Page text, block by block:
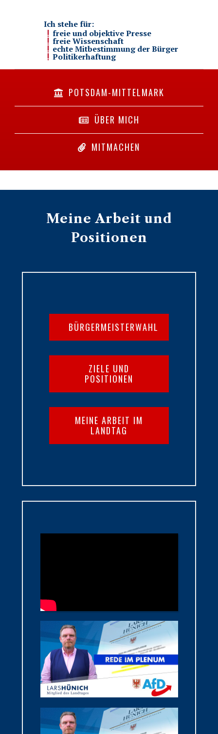
Ich stehe für:
freie und objektive Presse
freie Wissenschaft
echte Mitbestimmung der Bürger
Politikerhaftung
POTSDAM-MITTELMARK
ÜBER MICH
MITMACHEN
Meine Arbeit und
Positionen
BÜRGERMEISTERWAHL
ZIELE UND
POSITIONEN
MEINE ARBEIT IM
LANDTAG